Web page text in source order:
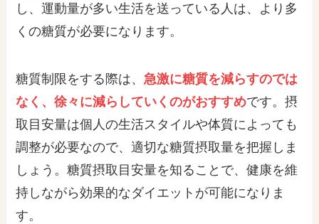
し、運動量が多い生活を送っている人は、より多
くの糖質が必要になります。
糖質制限をする際は、急激に糖質を減らすのでは
なく、徐々に減らしていくのがおすすめです。摂
取目安量は個人の生活スタイルや体質によっても
調整が必要なので、適切な糖質摂取量を把握しま
しょう。糖質摂取目安量を知ることで、健康を維
持しながら効果的なダイエットが可能になりま
す。